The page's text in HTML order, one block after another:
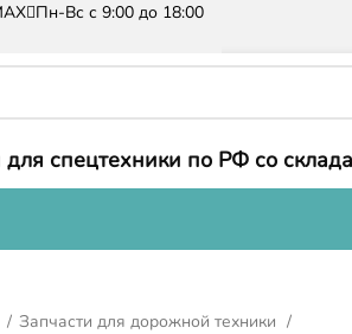
Пн-Вс с 9:00 до 18:00
спецтехники по РФ со
Запчасти для дорожной техники